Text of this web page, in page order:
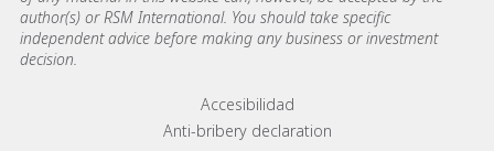
author(s) or RSM International. You should take specific
independent advice before making any business or investment
decision.
Footer menu linksAccesibilidad
Anti-bribery declaration